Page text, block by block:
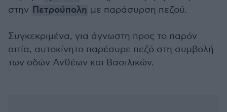
στην Πετρούπολη με παράσυρση πεζού.
Συγκεκριμένα, για άγνωστη προς το παρόν
αιτία, αυτοκίνητο παρέσυρε πεζό στη συμβολή
των οδών Ανθέων και Βασιλικών.